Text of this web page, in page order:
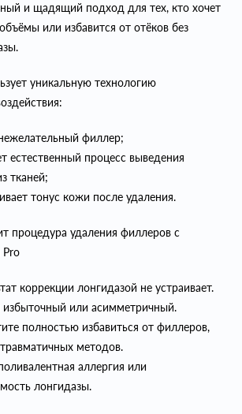
и щадящий подход для тех, кто хочет
или избавится от отёков без
уникальную технологию
филлер;
естественный процесс выведения
тканей;
тонус кожи после удаления.
процедура удаления филлеров с
коррекции лонгидазой не устраивает.
избыточный или асимметричный.
полностью избавиться от филлеров,
методов.
аллергия или
лонгидазы.